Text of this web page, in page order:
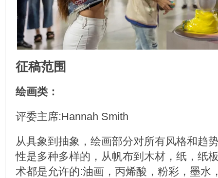
征稿范围
绘画类：
评委主席:Hannah Smith
从具象到抽象，绘画部分对所有风格和趋
性是多种多样的，从帆布到木材，纸，纸
术都是允许的:油画，丙烯酸，粉彩，墨